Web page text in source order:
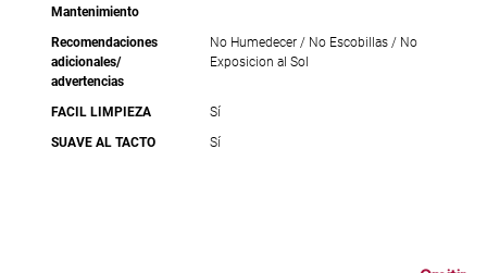
Mantenimiento
Recomendaciones
adicionales/
advertencias
No Humedecer / No Escobillas / No
Exposicion al Sol
FACIL LIMPIEZA
Sí
SUAVE AL TACTO
Sí